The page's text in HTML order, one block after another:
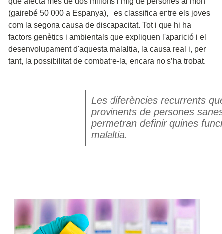
(gairebé 50 000 a Espanya), i es classifica entre els joves
com la segona causa de discapacitat. Tot i que hi ha
factors genètics i ambientals que expliquen l'aparició i el
desenvolupament d'aquesta malaltia, la causa real i, per
tant, la possibilitat de combatre-la, encara no s’ha trobat.
Les diferències recurrents
provinents de persones
permetran definir quines
malaltia.